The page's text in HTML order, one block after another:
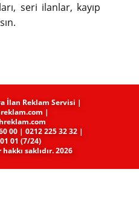
seri ilanlar, kayıp
İlan Reklam Servisi |
|
00 | 0212 225 32 32 |
01 (7/24)
saklıdır. 2026